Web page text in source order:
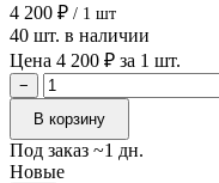
4 200 ₽ / 1 шт
40 шт. в наличии
Цена 4 200 ₽ за 1 шт.
−
В корзину
Под заказ ~1 дн.
Новые